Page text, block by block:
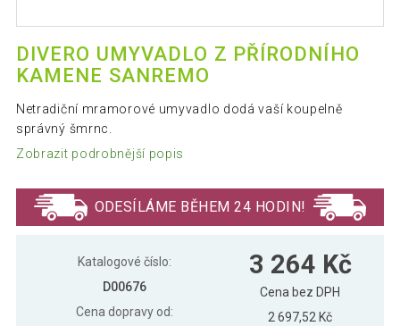
DIVERO UMYVADLO Z PŘÍRODNÍHO
KAMENE SANREMO
Netradiční mramorové umyvadlo dodá vaší koupelně
správný šmrnc.
Zobrazit podrobnější popis
ODESÍLÁME BĚHEM 24 HODIN!
Katalogové číslo:
D00676
Cena dopravy od:
3 264 Kč
Cena bez DPH
2 697,52 Kč